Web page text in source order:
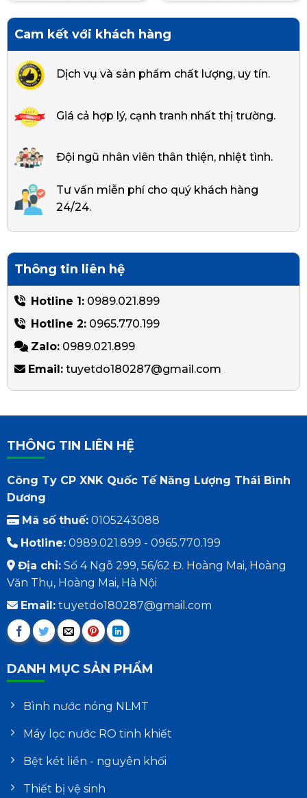
Cam kết với khách hàng
Dịch vụ và sản phẩm chất lượng, uy tín.
Giá cả hợp lý, cạnh tranh nhất thị trường.
Đội ngũ nhân viên thân thiện, nhiệt tình.
Tư vấn miễn phí cho quý khách hàng
24/24.
Thông tin liên hệ
Hotline 1:0989.021.899
Hotline 2:0965.770.199
Zalo:0989.021.899
Email:tuyetdo180287@gmail.com
THÔNG TIN LIÊN HỆ
Công Ty CP XNK Quốc Tế Năng Lượng Thái Bình
Dương
Mã số thuế:0105243088
Hotline:0989.021.899 - 0965.770.199
Địa chỉ:Số 4 Ngõ 299, 56/62 Đ. Hoàng Mai, Hoàng
Văn Thụ, Hoàng Mai, Hà Nội
Email:tuyetdo180287@gmail.com
DANH MỤC SẢN PHẨM
Bình nước nóng NLMT
Máy lọc nước RO tinh khiết
Bệt két liền - nguyên khối
Thiết bị vệ sinh